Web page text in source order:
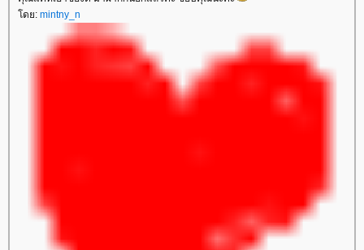
ดย: mintny_n